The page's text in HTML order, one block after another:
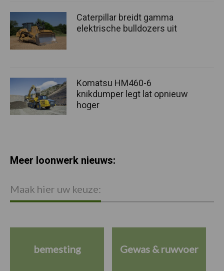
Caterpillar breidt gamma
elektrische bulldozers uit
Komatsu HM460-6
knikdumper legt lat opnieuw
hoger
Meer loonwerk nieuws:
Maak hier uw keuze:
bemesting Gewas & ruwvoer